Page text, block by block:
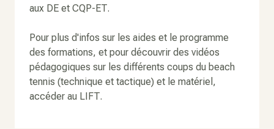
aux DE et CQP-ET.
Pour plus d'infos sur les aides et le programme
des formations, et pour découvrir des vidéos
pédagogiques sur les différents coups du beach
tennis (technique et tactique) et le matériel,
accéder au LIFT.